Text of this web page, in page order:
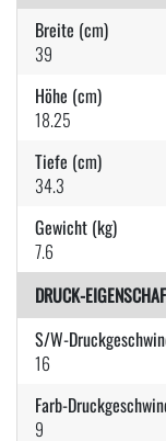
Breite (cm)
39
Höhe (cm)
18.25
Tiefe (cm)
34.3
Gewicht (kg)
7.6
DRUCK-
S/W-
16
Farb-
9